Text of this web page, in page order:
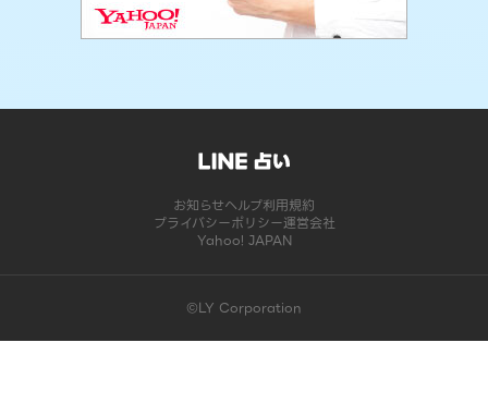
お知らせヘルプ利用規約
プライバシーポリシー運営会社
Yahoo! JAPAN
©LY Corporation
このコンテンツは掲載が終了しました | LINE占い